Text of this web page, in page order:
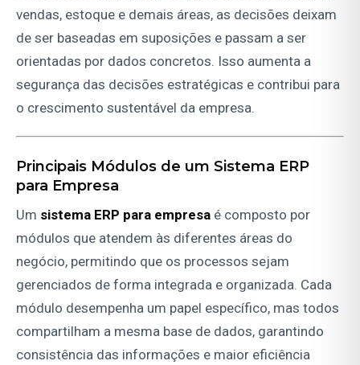
vendas, estoque e demais áreas, as decisões deixam
de ser baseadas em suposições e passam a ser
orientadas por dados concretos. Isso aumenta a
segurança das decisões estratégicas e contribui para
o crescimento sustentável da empresa.
Principais Módulos de um Sistema ERP
para Empresa
Um sistema ERP para empresa é composto por
módulos que atendem às diferentes áreas do
negócio, permitindo que os processos sejam
gerenciados de forma integrada e organizada. Cada
módulo desempenha um papel específico, mas todos
compartilham a mesma base de dados, garantindo
consistência das informações e maior eficiência